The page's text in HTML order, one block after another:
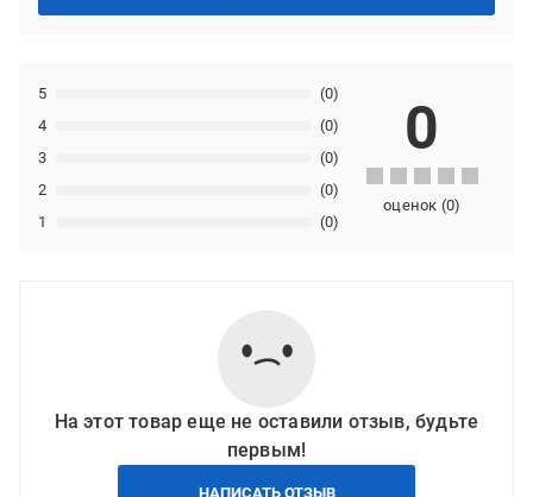
1 (0)
2 (0)
3 (0)
4 (0)
5 (0)
0
оценок (0)
На этот товар еще не оставили отзыв, будьте
первым!
НАПИСАТЬ ОТЗЫВ